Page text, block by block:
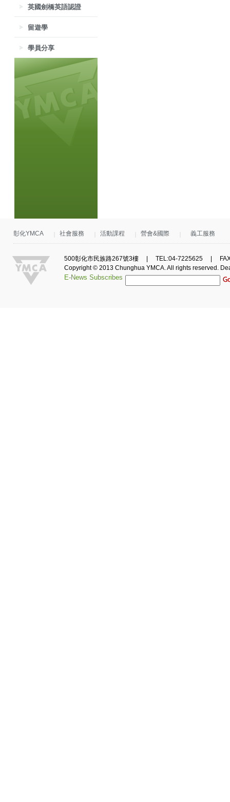
英國劍橋英語認證
留遊學
學員分享
彰化YMCA 社會服務 活動課程 營會&國際 義工服務
500彰化市民族路267號3樓 | TEL:04-7225625 |
Copyright © 2013 Chunghua YMCA. All rights reserved.
E-News Subscribes